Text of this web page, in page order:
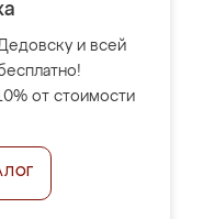
и всей
от стоимости